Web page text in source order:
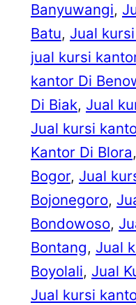
Banyuwangi,
Batu, Jual
jual kursi
kantor Di
Di Biak, Jual
Jual kursi
Kantor Di Blora,
Bogor, Jual
Bojonegoro,
Bondowoso,
Bontang, Jual
Boyolali, Jual
Jual kursi